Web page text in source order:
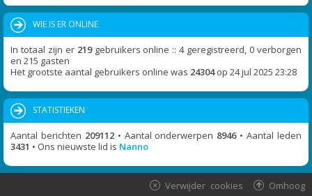
WIE IS ER ONLINE
In totaal zijn er 219gebruikers online :: 4 geregistreerd, 0 verborgen
en 215 gasten
Het grootste aantal gebruikers online was 24304op 24 jul 2025 23:28
STATISTIEKEN
Aantal berichten 209112• Aantal onderwerpen 8946• Aantal leden
3431 • Ons nieuwste lid is Nanno
Omhoog
Verwijder cookies